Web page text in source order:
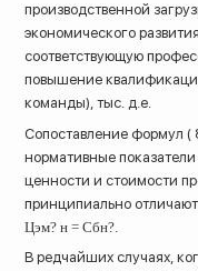
производственной
экономического
соответствующую
повышение
команды), тыс. д.е.
Сопоставление формул (
нормативные
ценности и стоимости
принципиально
Цэм? н = Сбн?.
В редчайших случаях,